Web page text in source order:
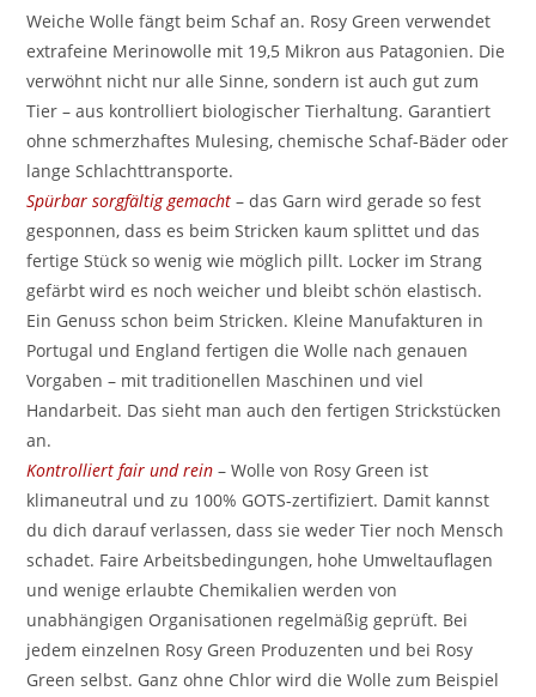
Weiche Wolle fängt beim Schaf an. Rosy Green verwendet
extrafeine Merinowolle mit 19,5 Mikron aus Patagonien. Die
verwöhnt nicht nur alle Sinne, sondern ist auch gut zum
Tier – aus kontrolliert biologischer Tierhaltung. Garantiert
ohne schmerzhaftes Mulesing, chemische Schaf-Bäder oder
lange Schlachttransporte.
Spürbar sorgfältig gemacht – das Garn wird gerade so fest
gesponnen, dass es beim Stricken kaum splittet und das
fertige Stück so wenig wie möglich pillt. Locker im Strang
gefärbt wird es noch weicher und bleibt schön elastisch.
Ein Genuss schon beim Stricken. Kleine Manufakturen in
Portugal und England fertigen die Wolle nach genauen
Vorgaben – mit traditionellen Maschinen und viel
Handarbeit. Das sieht man auch den fertigen Strickstücken
an.
Kontrolliert fair und rein – Wolle von Rosy Green ist
klimaneutral und zu 100% GOTS-zertifiziert. Damit kannst
du dich darauf verlassen, dass sie weder Tier noch Mensch
schadet. Faire Arbeitsbedingungen, hohe Umweltauflagen
und wenige erlaubte Chemikalien werden von
unabhängigen Organisationen regelmäßig geprüft. Bei
jedem einzelnen Rosy Green Produzenten und bei Rosy
Green selbst. Ganz ohne Chlor wird die Wolle zum Beispiel